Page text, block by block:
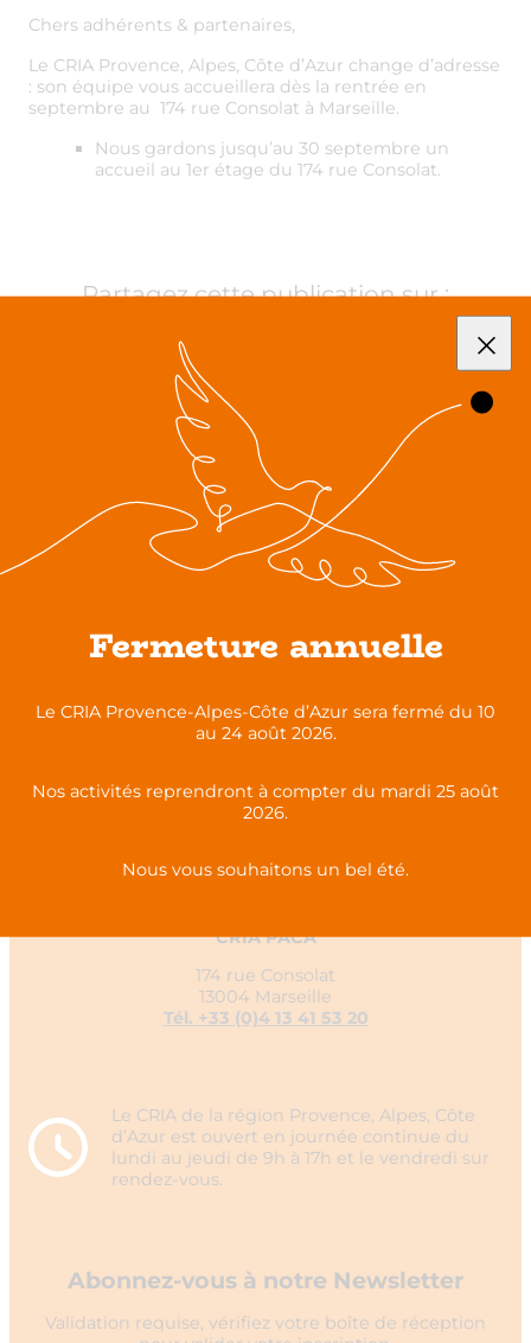
Chers adhérents & partenaires,
Le CRIA Provence, Alpes, Côte d’Azur change d’adresse
: son équipe vous accueillera dès la rentrée en
septembre au 174 rue Consolat à Marseille.
Nous gardons jusqu’au 30 septembre un
accueil au 1er étage du 174 rue Consolat.
Partagez cette publication sur :
Le recrutement de salariés étrangers primo
Fermeture du CRIA pour la période estivale
Toutes nos actualités
CRIA PACA
174 rue Consolat
13004 Marseille
Tél. +33 (0)4 13 41 53 20
Le CRIA de la région Provence, Alpes, Côte
d’Azur est ouvert en journée continue du
lundi au jeudi de 9h à 17h et le vendredi sur
rendez-vous.
Abonnez-vous à notre Newsletter
Validation requise, vérifiez votre boîte de réception
Fermeture annuelle
Le CRIA Provence-Alpes-Côte d’Azur sera fermé du 10
au 24 août 2026.
Nos activités reprendront à compter du mardi 25 août
2026.
Nous vous souhaitons un bel été.